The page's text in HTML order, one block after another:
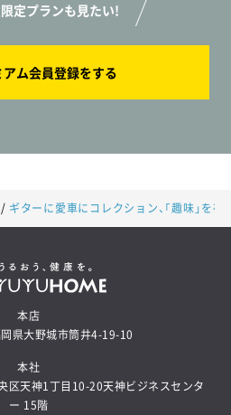
ギターに愛車にコレクション、「趣味」を
定プランも見たい!
アム会員登録をする
3歩で洗濯から収納まで！和室を中心にぐるっと回れる家事ラクな平屋の家
ラン50選から
本店
県大野城市筒井4-19-10
本社
区天神1丁目10-20天神ビジネスセンタ
ー 15階